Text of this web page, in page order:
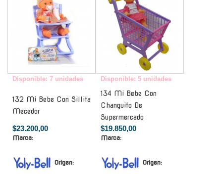
Disponible: 7 unidades
132 Mi Bebe Con Sillita
Mecedor
$23.200,00
Marca:
Origen:
Disponible: 5 unidades
134 Mi Bebe Con
Changuito De
Supermercado
$19.850,00
Marca:
Origen: